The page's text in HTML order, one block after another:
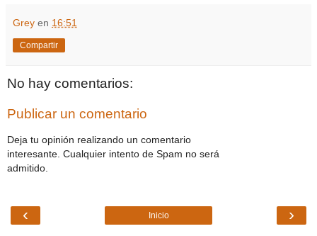
Grey en 16:51
Compartir
No hay comentarios:
Publicar un comentario
Deja tu opinión realizando un comentario
interesante. Cualquier intento de Spam no será
admitido.
‹ ›
Inicio